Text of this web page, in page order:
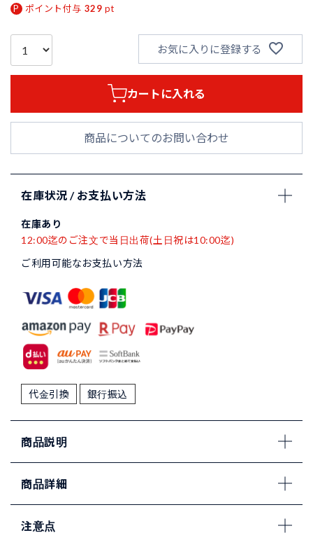
ポイント付与 329 pt
お気に入りに登録する
カートに入れる
商品についてのお問い合わせ
在庫状況 / お支払い方法
在庫あり
12:00迄のご注文で当日出荷(土日祝は10:00迄)
ご利用可能なお支払い方法
代金引換 銀行振込
商品説明
商品詳細
注意点